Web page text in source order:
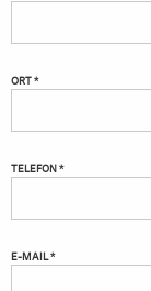
ORT *
TELEFON *
E-MAIL *